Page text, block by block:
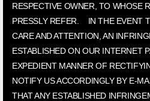
RESPECTIVE OWNER, TO WHOSE
PRESSLY REFER. IN THE EVENT
CARE AND ATTENTION, AN
ESTABLISHED ON OUR INTERNET
EXPEDIENT MANNER OF
NOTIFY US ACCORDINGLY BY E-
THAT ANY ESTABLISHED